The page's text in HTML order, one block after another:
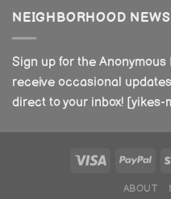
NEIGHBORHOOD NEWS
Sign up for the
receive occasional
direct to your inbox! [yikes-
ABOUT